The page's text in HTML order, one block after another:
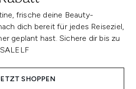
frische deine Beauty-
dich bereit für jedes Reiseziel,
geplant hast. Sichere dir bis zu
SHOPPEN